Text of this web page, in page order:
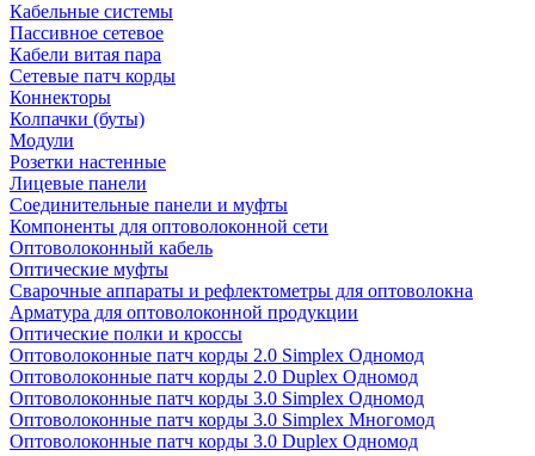
Кабельные системы
Пассивное сетевое
Кабели витая пара
Сетевые патч корды
Коннекторы
Колпачки (буты)
Модули
Розетки настенные
Лицевые панели
Соединительные панели и муфты
Компоненты для оптоволоконной сети
Оптоволоконный кабель
Оптические муфты
Сварочные аппараты и рефлектометры для оптоволокна
Арматура для оптоволоконной продукции
Оптические полки и кроссы
Оптоволоконные патч корды 2.0 Simplex Одномод
Оптоволоконные патч корды 2.0 Duplex Одномод
Оптоволоконные патч корды 3.0 Simplex Одномод
Оптоволоконные патч корды 3.0 Simplex Многомод
Оптоволоконные патч корды 3.0 Duplex Одномод